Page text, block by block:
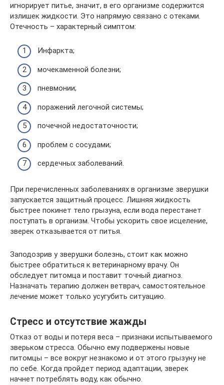
игнорирует питье, значит, в его организме содержится
излишек жидкости. Это напрямую связано с отеками.
Отечность – характерный симптом:
Инфаркта;
мочекаменной болезни;
пневмонии;
поражений легочной системы;
почечной недостаточности;
проблем с сосудами;
сердечных заболеваний.
При перечисленных заболеваниях в организме зверушки
запускается защитный процесс. Лишняя жидкость
быстрее покинет тело грызуна, если вода перестанет
поступать в организм. Чтобы ускорить свое исцеление,
зверек отказывается от питья.
Заподозрив у зверушки болезнь, стоит как можно
быстрее обратиться к ветеринарному врачу. Он
обследует питомца и поставит точный диагноз.
Назначать терапию должен ветврач, самостоятельное
лечение может только усугубить ситуацию.
Стресс и отсутствие жажды
Отказ от воды и потеря веса – признаки испытываемого
зверьком стресса. Обычно ему подвержены новые
питомцы – все вокруг незнакомо и от этого грызуну не
по себе. Когда пройдет период адаптации, зверек
начнет потреблять воду, как обычно.